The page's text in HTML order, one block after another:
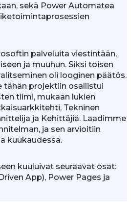
sekä Power Automatea
palveluita viestintään,
ja muuhun. Siksi toisen
oli looginen päätös.
tähän projektiin osallistui
tiimi, mukaan lukien
Tekninen
ja Kehittäjiä. Laadimme
ja sen arvioitiin
kuukaudessa.
kuuluivat seuraavat osat:
App), Power Pages ja